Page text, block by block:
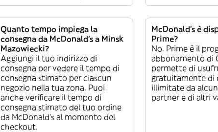
Quanto tempo impiega la
consegna da McDonald's a Minsk
Mazowiecki?
Aggiungi il tuo indirizzo di
consegna per vedere il tempo di
consegna stimato per ciascun
negozio nella tua zona. Puoi
anche verificare il tempo di
consegna stimato del tuo ordine
da McDonald's al momento del
checkout.
McDonald's è
Prime?
No. Prime è il
abbonamento di
permette di
gratuitamente di
illimitate da
partner e di altri